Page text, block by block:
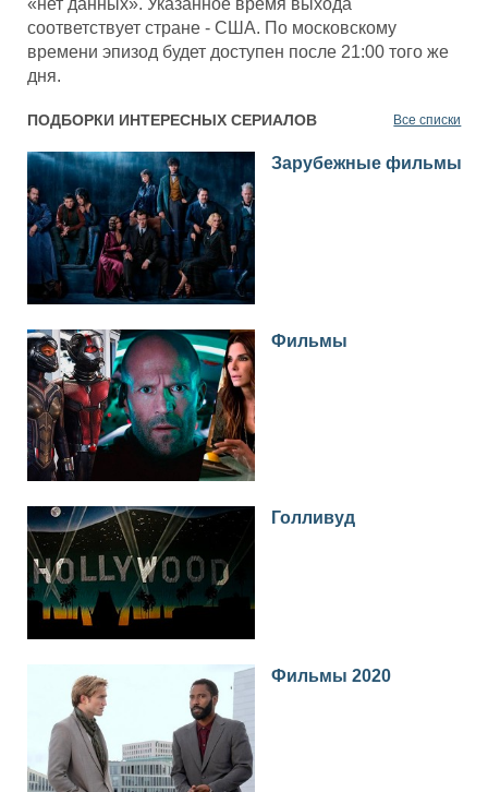
«нет данных». Указанное время выхода
соответствует стране - США. По московскому
времени эпизод будет доступен после 21:00 того же
дня.
ПОДБОРКИ ИНТЕРЕСНЫХ СЕРИАЛОВ Все списки
Зарубежные фильмы
Фильмы
Голливуд
Фильмы 2020